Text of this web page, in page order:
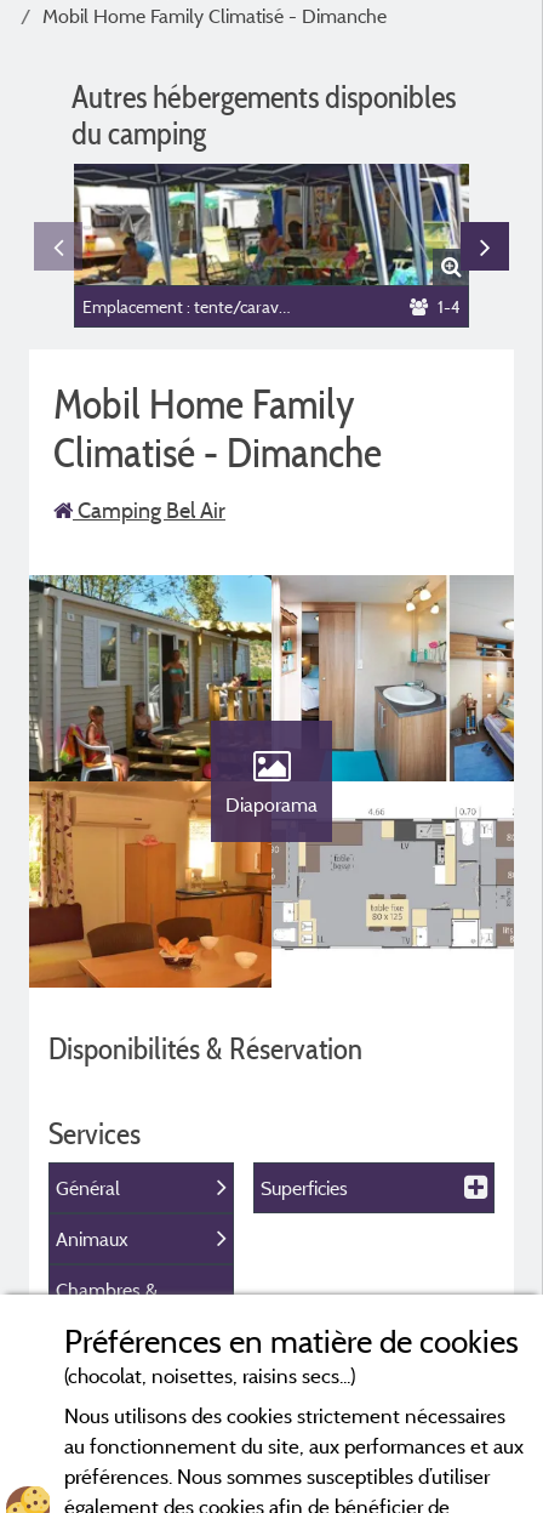
Mobil Home Family Climatisé - Dimanche
Autres hébergements disponibles
du camping
1-4
Mobil Home Family
Climatisé - Dimanche
Camping Bel Air
Diaporama
Disponibilités & Réservation
Services
Général
Animaux
Chambres &
Cuisine & Sanitaires
Equipement intérieur
Equipement
extérieur
Superficies
Préférences en matière de cookies
(chocolat, noisettes, raisins secs...)
Nous utilisons des cookies strictement nécessaires
au fonctionnement du site, aux performances et aux
préférences. Nous sommes susceptibles d’utiliser
également des cookies afin de bénéficier de